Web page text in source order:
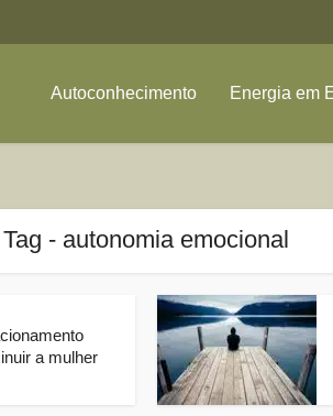
Autoconhecimento Energia em
Tag - autonomia emocional
a mulher